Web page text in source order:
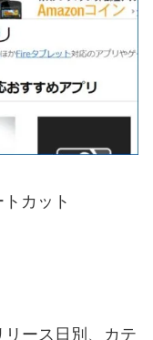
カット
ース日別、カテ